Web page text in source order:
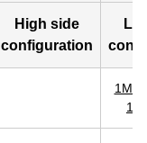
High side
configuration